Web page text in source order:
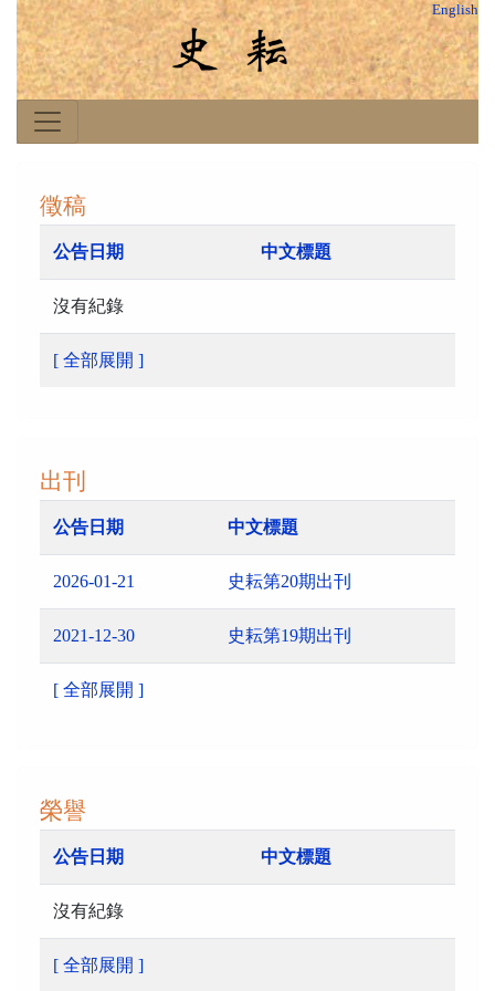
English
徵稿
公告日期 中文標題
沒有紀錄
[ 全部展開 ]
出刊
公告日期 中文標題
2026-01-21 史耘第20期出刊
2021-12-30 史耘第19期出刊
[ 全部展開 ]
榮譽
公告日期 中文標題
沒有紀錄
[ 全部展開 ]